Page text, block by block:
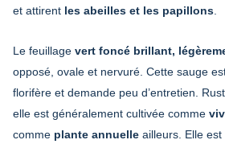
et attirent les abeilles et les papillons
Le feuillage vert foncé brillant,
opposé, ovale et nervuré. Cette sauge
florifère et demande peu d’entretien.
elle est généralement cultivée comme
comme plante annuelle ailleurs. Elle est